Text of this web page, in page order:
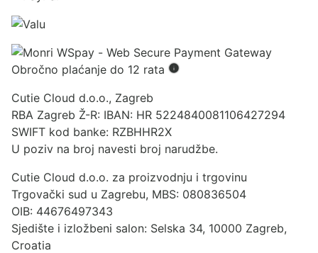
Obročno plaćanje do 12 rata
Cutie Cloud d.o.o., Zagreb
RBA Zagreb Ž-R: IBAN: HR 5224840081106427294
SWIFT kod banke: RZBHHR2X
U poziv na broj navesti broj narudžbe.
Cutie Cloud d.o.o. za proizvodnju i trgovinu
Trgovački sud u Zagrebu, MBS: 080836504
OIB: 44676497343
Sjedište i izložbeni salon: Selska 34, 10000 Zagreb,
Croatia